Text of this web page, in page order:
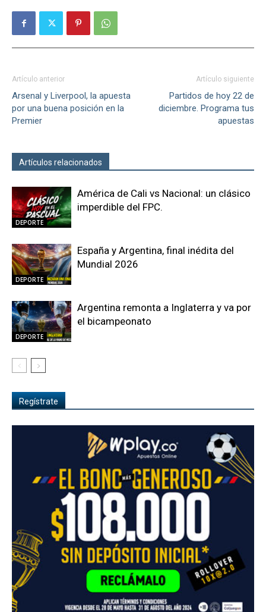
Artículo anterior
Arsenal y Liverpool, la apuesta
por una buena posición en la
Premier
Artículo siguiente
Partidos de hoy 22 de
diciembre. Programa tus
apuestas
Artículos relacionados
DEPORTE
América de Cali vs Nacional: un clásico
imperdible del FPC.
DEPORTE
España y Argentina, final inédita del
Mundial 2026
DEPORTE
Argentina remonta a Inglaterra y va por
el bicampeonato
Regístrate